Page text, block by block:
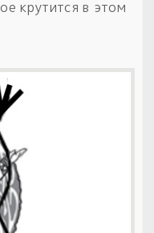
крутится в этом